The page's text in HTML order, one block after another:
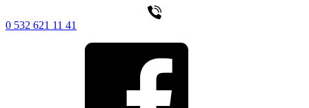
0 532 621 11 41